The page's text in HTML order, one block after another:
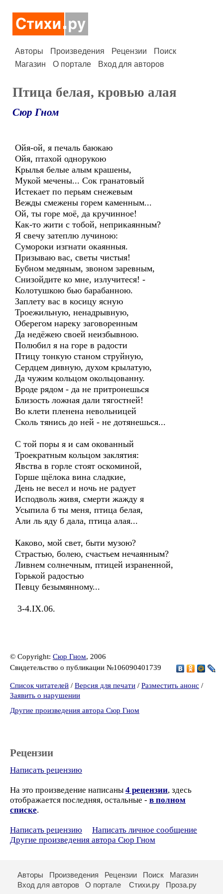
Авторы Произведения Рецензии
Поиск
Магазин
О портале Вход для авторов
Птица белая, кровью алая
Сюр Гном
Ойя-ой, я печаль баюкаю
Ойя, птахой однорукою
Крылья белые алым крашены,
Мукой мечены... Сок гранатовый
Истекает по перьям снежевым
Вежды смежены горем каменным...
Ой, ты горе моё, да кручинное!
Как-то жити с тобой, неприкаянным?
Я свечу затеплю лучиною:
Сумороки изгнати окаянныя.
Призываю вас, светы чистыя!
Бубном медяным, звоном заревным,
Снизойдите ко мне, излучитеся! -
Колотушкою бью барабанною.
Заплету вас в косицу ясную
Троежильную, ненадрывную,
Оберегом нареку заговоренным
Да недёжею своей неизбывною.
Полюбил я на горе в радости
Птицу тонкую станом струйную,
Сердцем дивную, духом крылатую,
Да чужим кольцом окольцованну.
Вроде рядом - да не притронешься
Близость ложная дали тягостней!
Во клети пленена невольницей
Сколь тянись до ней - не дотянешься...
С той поры я и сам окованный
Троекратным кольцом заклятия:
Явства в горле стоят оскоминой,
Горше щёлока вина сладкие,
День не весел и ночь не радует
Исподволь живя, смерти жажду я
Усыпила б ты меня, птица белая,
Али ль яду б дала, птица алая...
Каково, мой свет, быти музою?
Страстью, болею, счастьем нечаянным?
Ливнем солнечным, птицей израненной,
Горькой радостью
Певцу безымянному...
3-4.IX.06.
© Copyright: Сюр Гном, 2006
Свидетельство о публикации №106090401739
Список читателей / Версия для печати / Разместить анонс /
Заявить о нарушении
Другие произведения автора Сюр Гном
Рецензии
Написать рецензию
На это произведение написаны 4 рецензии, здесь
отображается последняя, остальные - в полном
списке.
Написать рецензию
Написать личное сообщение
Другие произведения автора Сюр Гном
Авторы Произведения Рецензии Поиск
Магазин
Вход для авторов
О портале Стихи.ру Проза.ру